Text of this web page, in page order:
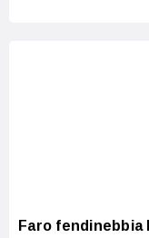
Faro fendinebbia